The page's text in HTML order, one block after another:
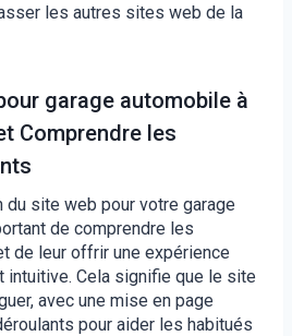
les autres sites web de la
garage automobile à
Comprendre les
du site web pour votre garage
de comprendre les
de leur offrir une expérience
intuitive. Cela signifie que le site
avec une mise en page
pour aider les habitués